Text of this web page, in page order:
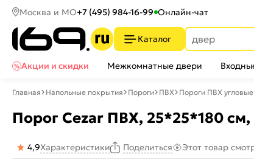
Москва и МО+7 (495) 984-16-99 Онлайн-чат
Каталог
Акции и скидки
Межкомнатные двери
Главная Напольные покрытия Пороги ПВХ Пороги ПВХ угловые
Порог Cezar ПВХ, 25*25*180
4,9Характеристики Поделиться Этот товар